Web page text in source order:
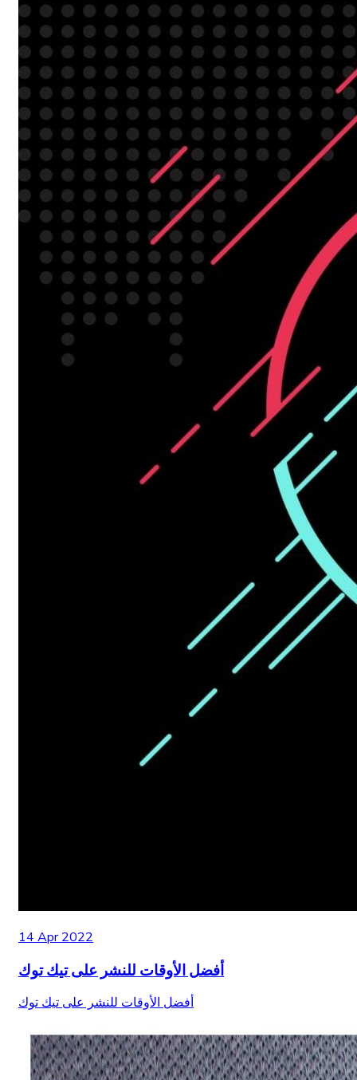
14 Apr 2022
أفضل الأوقات للنشر على تيك توك
أفضل الأوقات للنشر على تيك توك